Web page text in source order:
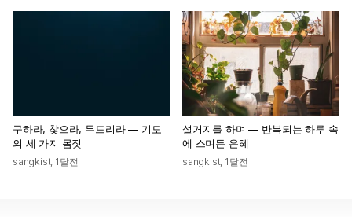
구하라, 찾으라, 두드리라 — 기도
의 세 가지 몸짓
sangkist, 1달전
설거지를 하며 — 반복되는 하루 속
에 스며든 은혜
sangkist, 1달전